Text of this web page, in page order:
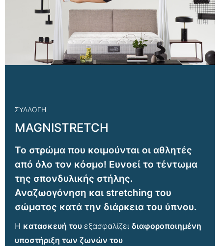
ΣΥΛΛΟΓΗ
MAGNISTRETCH
To στρώμα που κοιμούνται οι αθλητές
από όλο τον κόσμο! Ευνοεί το τέντωμα
της σπονδυλικής στήλης.
Αναζωογόνηση και stretching του
σώματος κατά την διάρκεια του ύπνου.
Η κατασκευή του εξασφαλίζει διαφοροποιημένη
υποστήριξη των ζωνών του